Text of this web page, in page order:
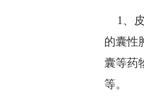
1、
的囊性
囊等药
等。